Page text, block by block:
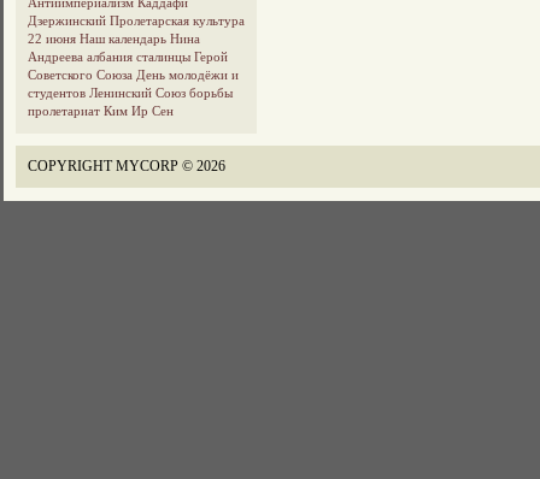
Антиимпериализм Каддафи
Дзержинский Пролетарская культура
22 июня Наш календарь Нина
Андреева албания сталинцы Герой
Советского Союза День молодёжи и
студентов Ленинский Союз борьбы
пролетариат Ким Ир Сен
COPYRIGHT MYCORP © 2026